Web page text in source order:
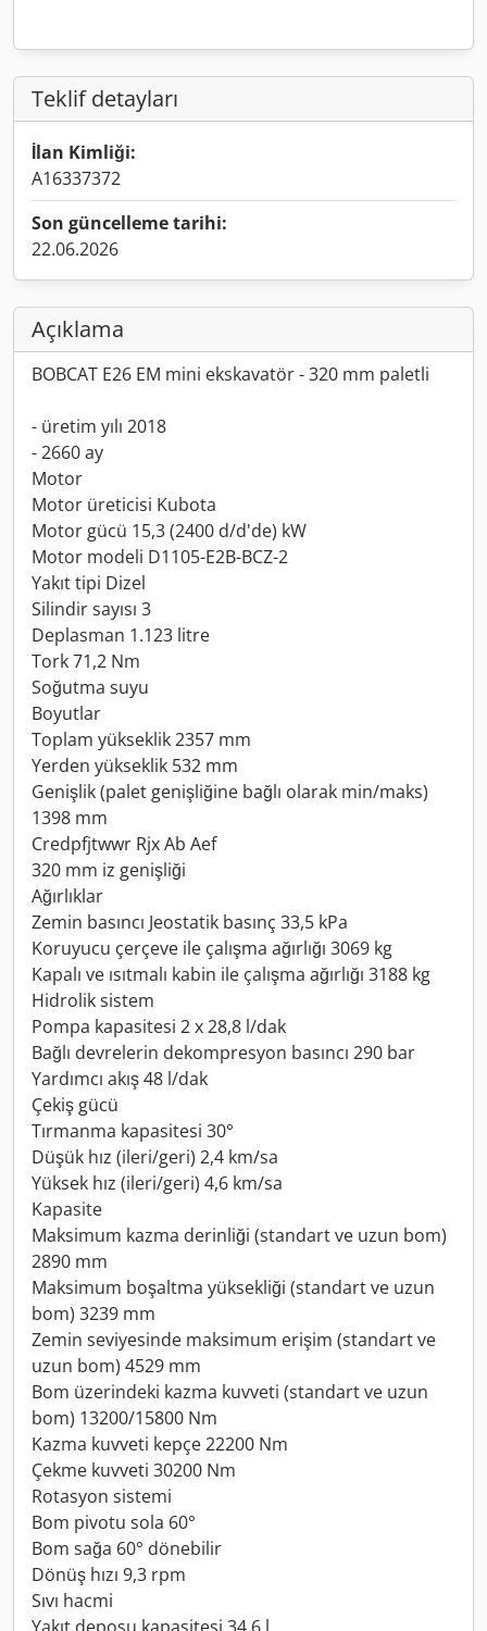
Teklif detayları
İlan Kimliği:
A16337372
Son güncelleme tarihi:
22.06.2026
Açıklama
BOBCAT E26 EM mini ekskavatör - 320 mm paletli
- üretim yılı 2018
- 2660 ay
Motor
Motor üreticisi Kubota
Motor gücü 15,3 (2400 d/d'de) kW
Motor modeli D1105-E2B-BCZ-2
Yakıt tipi Dizel
Silindir sayısı 3
Deplasman 1.123 litre
Tork 71,2 Nm
Soğutma suyu
Boyutlar
Toplam yükseklik 2357 mm
Yerden yükseklik 532 mm
Genişlik (palet genişliğine bağlı olarak min/maks)
1398 mm
Credpfjtwwr Rjx Ab Aef
320 mm iz genişliği
Ağırlıklar
Zemin basıncı Jeostatik basınç 33,5 kPa
Koruyucu çerçeve ile çalışma ağırlığı 3069 kg
Kapalı ve ısıtmalı kabin ile çalışma ağırlığı 3188 kg
Hidrolik sistem
Pompa kapasitesi 2 x 28,8 l/dak
Bağlı devrelerin dekompresyon basıncı 290 bar
Yardımcı akış 48 l/dak
Çekiş gücü
Tırmanma kapasitesi 30°
Düşük hız (ileri/geri) 2,4 km/sa
Yüksek hız (ileri/geri) 4,6 km/sa
Kapasite
Maksimum kazma derinliği (standart ve uzun bom)
2890 mm
Maksimum boşaltma yüksekliği (standart ve uzun
bom) 3239 mm
Zemin seviyesinde maksimum erişim (standart ve
uzun bom) 4529 mm
Bom üzerindeki kazma kuvveti (standart ve uzun
bom) 13200/15800 Nm
Kazma kuvveti kepçe 22200 Nm
Çekme kuvveti 30200 Nm
Rotasyon sistemi
Bom pivotu sola 60°
Bom sağa 60° dönebilir
Dönüş hızı 9,3 rpm
Sıvı hacmi